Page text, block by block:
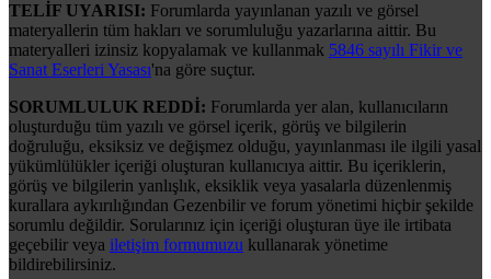
TELİF UYARISI: Forumlarda yayınlanan yazılı ve görsel
materyallerin tüm hakları ve sorumluluğu yazarlarına aittir. Bu
materyalleri izinsiz kopyalamak ve kullanmak 5846 sayılı Fikir ve
Sanat Eserleri Yasası'na göre suçtur.
SORUMLULUK REDDİ: Forumlarda yer alan, kullanıcıların
oluşturduğu tüm yazılı ve görsel içerik, görüş ve bilgilerin
doğruluğu, eksiksiz ve değişmez olduğu, yayınlanması ile ilgili yasal
yükümlülükler içeriği oluşturan kullanıcıya aittir. Bu içeriklerin,
görüş ve bilgilerin yanlışlık, eksiklik veya yasalarla düzenlenmiş
kurallara aykırılığından Gezenbilir ve forum yönetimi hiçbir şekilde
sorumlu değildir. Sorularınız için içeriği oluşturan üye ile irtibata
geçebilir veya iletişim formumuzu kullanarak yönetime
bildirebilirsiniz.